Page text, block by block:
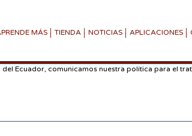
MÁS TIENDA NOTICIAS APLICACIONES
del Ecuador, comunicamos nuestra política para el